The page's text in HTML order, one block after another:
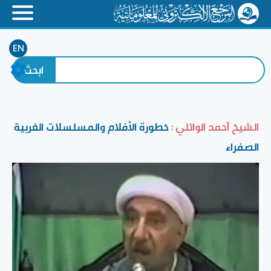
EN
الشيخ أحمد الوائلي :خطورة الأفلام والمسلسلات الغربية
الصفراء